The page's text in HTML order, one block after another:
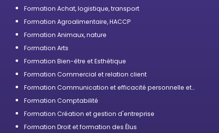
Formation Achat, logistique, transport
Formation Agroalimentaire, HACCP
Formation Animaux, nature
Formation Arts
Formation Bien-être et Esthétique
Formation Commercial et relation client
Formation Communication et efficacité personnelle et
Formation Comptabilité
Formation Création et gestion d'entreprise
Formation Droit et formation des Élus